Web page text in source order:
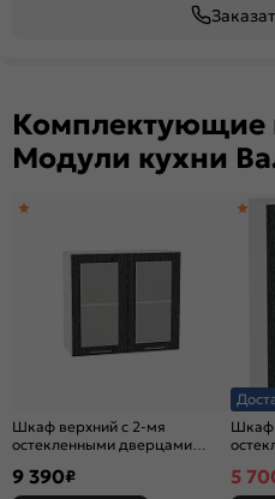
Комплектующие
Модули кухни
Шкаф верхний с 2-мя
остекленными дверцами
металлик дождь-Белый
9 390₽
Шкаф
5